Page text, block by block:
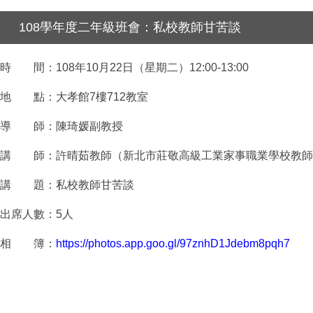
108學年度二年級班會：私校教師甘苦談
時 間：108年10月22日（星期二）12:00-13:00
地 點：大孝館7樓712教室
導 師：陳琦媛副教授
講 師：許晴茹教師（新北市莊敬高級工業家事職業學校教
講 題：私校教師甘苦談
出席人數：5人
相 簿： https://photos.app.goo.gl/97znhD1Jdebm8pqh7